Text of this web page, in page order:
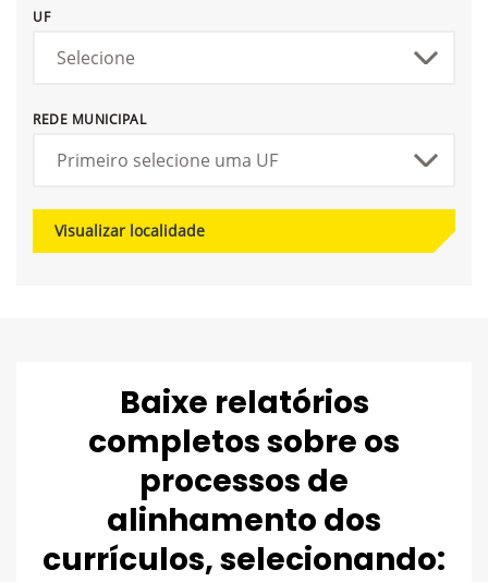
UF
REDE MUNICIPAL
Visualizar localidade
Baixe relatórios
completos sobre os
processos de
alinhamento dos
currículos, selecionando: